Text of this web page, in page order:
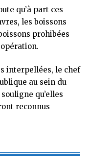
qu’à part ces
les boissons
prohibées
interpellées, le chef
au sein du
qu’elles
reconnus